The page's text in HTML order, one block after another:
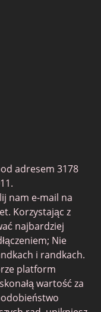
adresem 3178
nam e-mail na
. Korzystając z
najbardziej
Nie
i randkach.
platform
wartość za